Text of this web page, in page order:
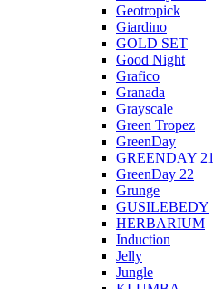
Geotropick
Giardino
GOLD SET
Good Night
Grafico
Granada
Grayscale
Green Tropez
GreenDay
GREENDAY 21
GreenDay 22
Grunge
GUSILEBEDY
HERBARIUM
Induction
Jelly
Jungle